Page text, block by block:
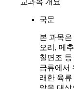
교과목 개요
국문
본 과목은
오리, 메
칠면조 등
금류에서
래한 육류